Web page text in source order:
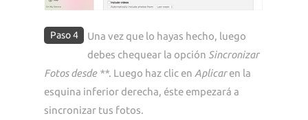
Paso 4
Una vez que lo hayas hecho, luego
debes chequear la opción Sincronizar
Fotos desde **. Luego haz clic en Aplicaren la
esquina inferior derecha, éste empezará a
sincronizar tus fotos.